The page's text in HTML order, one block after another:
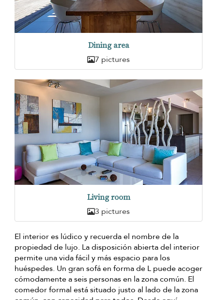
Dining area
7 pictures
Living room
3 pictures
El interior es lúdico y recuerda el nombre de la
propiedad de lujo. La disposición abierta del interior
permite una vida fácil y más espacio para los
huéspedes. Un gran sofá en forma de L puede acoger
cómodamente a seis personas en la zona común. El
comedor formal está situado justo al lado de la zona